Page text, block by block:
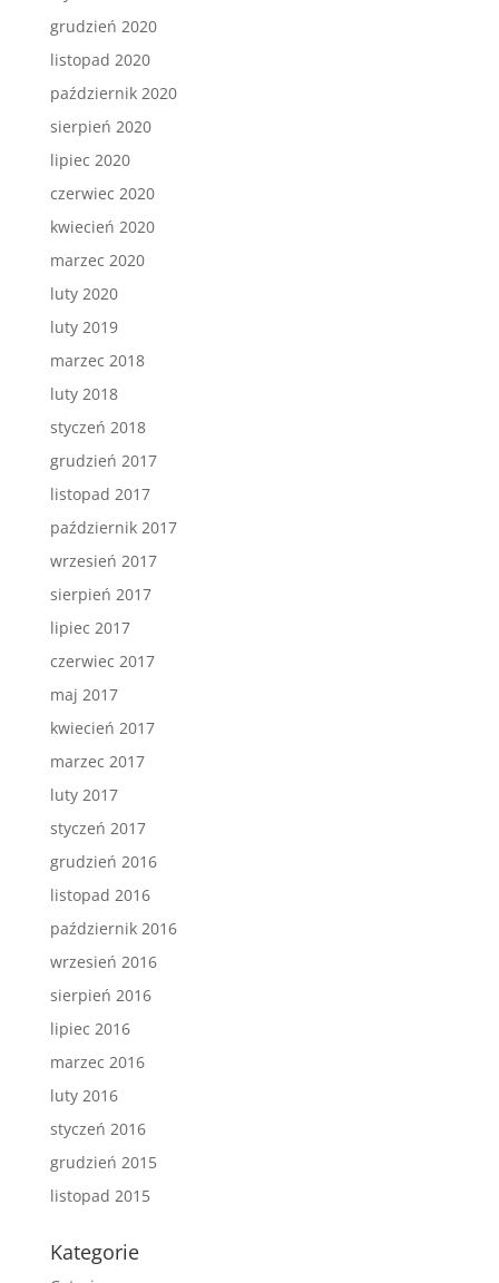
grudzień 2020
listopad 2020
październik 2020
sierpień 2020
lipiec 2020
czerwiec 2020
kwiecień 2020
marzec 2020
luty 2020
luty 2019
marzec 2018
luty 2018
styczeń 2018
grudzień 2017
listopad 2017
październik 2017
wrzesień 2017
sierpień 2017
lipiec 2017
czerwiec 2017
maj 2017
kwiecień 2017
marzec 2017
luty 2017
styczeń 2017
grudzień 2016
listopad 2016
październik 2016
wrzesień 2016
sierpień 2016
lipiec 2016
marzec 2016
luty 2016
styczeń 2016
grudzień 2015
listopad 2015
Kategorie